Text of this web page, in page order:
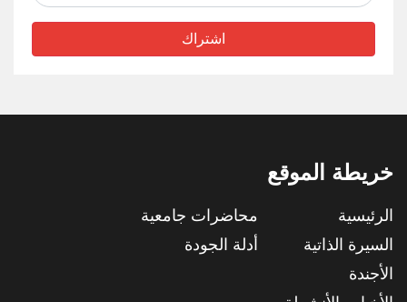
اشتراك
خريطة الموقع
الرئيسية
السيرة الذاتية
الأجندة
محاضرات جامعية
أدلة الجودة